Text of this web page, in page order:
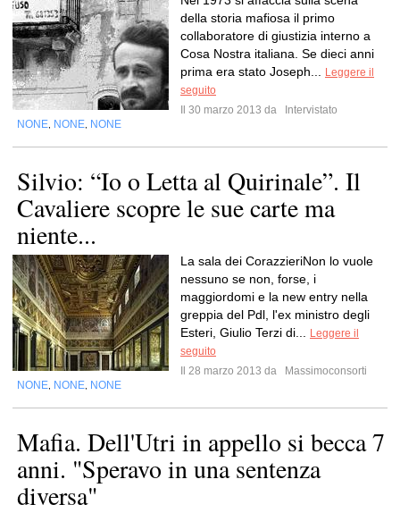
della storia mafiosa il primo
collaboratore di giustizia interno a
Cosa Nostra italiana. Se dieci anni
prima era stato Joseph...
Leggere il
seguito
Il 30 marzo 2013 da
Intervistato
NONE NONE NONE
Silvio: “Io o Letta al Quirinale”. Il
Cavaliere scopre le sue carte ma
niente...
La sala dei CorazzieriNon lo vuole
nessuno se non, forse, i
maggiordomi e la new entry nella
greppia del Pdl, l'ex ministro degli
Esteri, Giulio Terzi di...
Leggere il
seguito
Il 28 marzo 2013 da
Massimoconsorti
NONE NONE NONE
Mafia. Dell'Utri in appello si becca 7
anni. "Speravo in una sentenza
diversa"